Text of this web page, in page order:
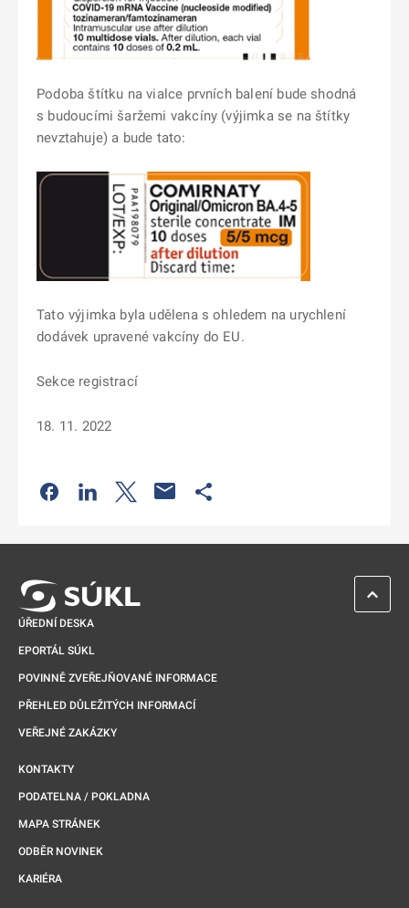
Podoba štítku na vialce prvních balení bude shodná
s budoucími šaržemi vakcíny (výjimka se na štítky
nevztahuje) a bude tato:
Tato výjimka byla udělena s ohledem na urychlení
dodávek upravené vakcíny do EU.
Sekce registrací
18. 11. 2022
Odkaz se otevře na nové kartě
Odkaz se otevře na nové kartě
Odkaz se otevře na nové kartě
ÚŘEDNÍ DESKA
EPORTÁL SÚKL
POVINNĚ ZVEŘEJŇOVANÉ INFORMACE
PŘEHLED DŮLEŽITÝCH INFORMACÍ
VEŘEJNÉ ZAKÁZKY
KONTAKTY
PODATELNA / POKLADNA
MAPA STRÁNEK
ODBĚR NOVINEK
KARIÉRA
ZPĚT